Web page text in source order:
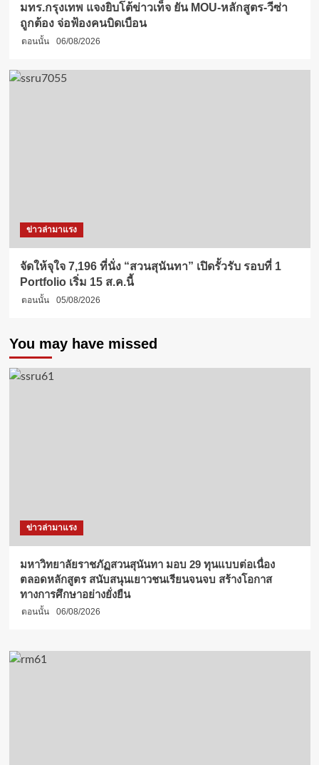
มทร.กรุงเทพ แจงยิบโต้ข่าวเท็จ ยัน MOU-หลักสูตร-วีซ่า
ถูกต้อง จ่อฟ้องคนบิดเบือน
ตอนนั้น 06/08/2026
ข่าวล่ามาแรง
จัดให้จุใจ 7,196 ที่นั่ง “สวนสุนันทา” เปิดรั้วรับ รอบที่ 1
Portfolio เริ่ม 15 ส.ค.นี้
ตอนนั้น 05/08/2026
You may have missed
ข่าวล่ามาแรง
มหาวิทยาลัยราชภัฏสวนสุนันทา มอบ 29 ทุนแบบต่อเนื่อง
ตลอดหลักสูตร สนับสนุนเยาวชนเรียนจนจบ สร้างโอกาส
ทางการศึกษาอย่างยั่งยืน
ตอนนั้น 06/08/2026